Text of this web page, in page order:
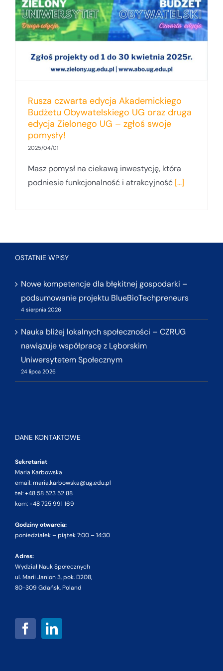
Rusza czwarta edycja Akademickiego
Budżetu Obywatelskiego UG oraz druga
edycja Zielonego UG – zgłoś swoje
pomysły!
2025/04/01
Masz pomysł na ciekawą inwestycję, która
podniesie funkcjonalność i atrakcyjność [...]
OSTATNIE WPISY
Nowe kompetencje dla błękitnej gospodarki –
podsumowanie projektu BlueBioTechpreneurs
4 sierpnia 2026
Nauka bliżej lokalnych społeczności – CZRUG
nawiązuje współpracę z Lęborskim
Uniwersytetem Społecznym
24 lipca 2026
DANE KONTAKTOWE
Sekretariat
Maria Karbowska
email: maria.karbowska@ug.edu.pl
tel: +48 58 523 52 88
kom: +48 725 991 169
Godziny otwarcia:
poniedziałek – piątek 7:00 – 14:30
Adres:
Wydział Nauk Społecznych
ul. Marii Janion 3, pok. D208,
80-309 Gdańsk, Poland